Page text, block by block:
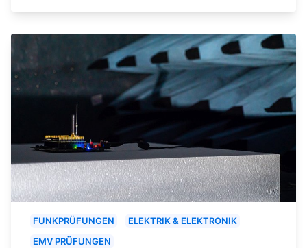
FUNKPRÜFUNGEN
ELEKTRIK & ELEKTRONIK
EMV PRÜFUNGEN